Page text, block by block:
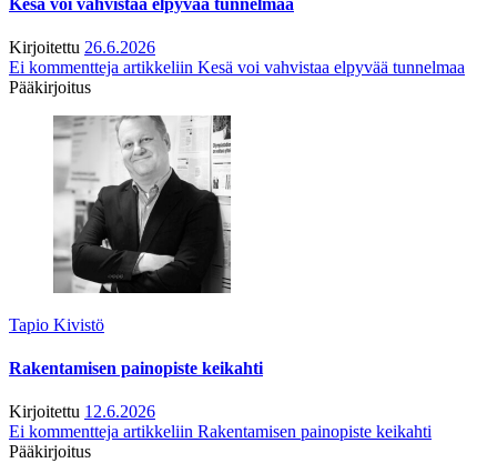
Kirjoitettu 26.6.2026
Ei kommentteja artikkeliin Kesä voi vahvistaa elpyvää tunnelmaa
Pääkirjoitus
Tapio Kivistö
Rakentamisen painopiste keikahti
Kirjoitettu 12.6.2026
Ei kommentteja artikkeliin Rakentamisen painopiste keikahti
Pääkirjoitus